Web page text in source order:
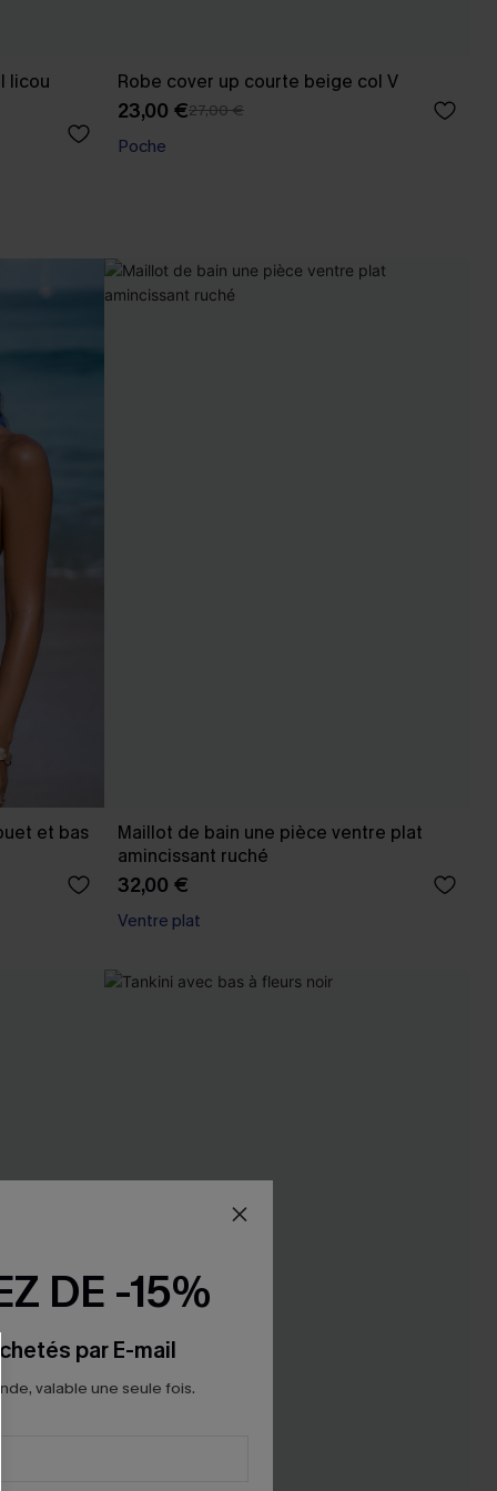
licou
Robe cover up courte beige col V
23,00 €27,00 €
Poche
et bas
Maillot de bain une pièce ventre plat
amincissant ruché
32,00 €
Ventre plat
DE -15%
par E-mail
valable une seule fois.